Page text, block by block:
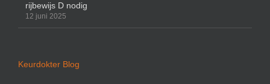
rijbewijs D nodig
12 juni 2025
Keurdokter Blog